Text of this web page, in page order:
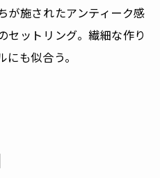
が施されたアンティーク感
セットリング。繊細な作り
も似合う。